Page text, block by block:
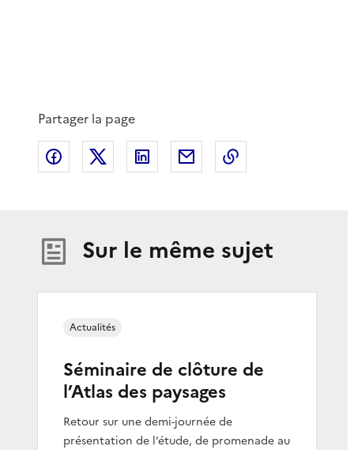
Partager la page
Partager sur Facebook
Partager sur XPartager sur LinkedIn
Partager par email
Sur le même sujet
Séminaire de clôture de
l’Atlas des paysages
Retour sur une demi-journée de
présentation de l’étude, de promenade au
Actualités